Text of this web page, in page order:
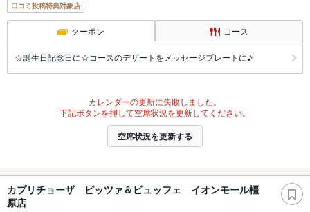
口コミ投稿特典対象店
クーポン コース
☆誕生日記念日に☆コースのデザートをメッセージプレートに♪
カレンダーの更新に失敗しました。
下記ボタンを押して空席状況を更新してください。
空席状況を更新する
カプリチョーザ ピッツァ＆ビュッフェ イオンモール橿
原店